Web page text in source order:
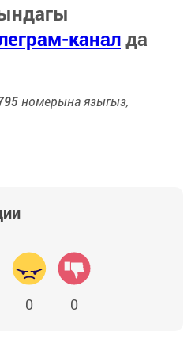
каналда
номерына языгыз,
0 0